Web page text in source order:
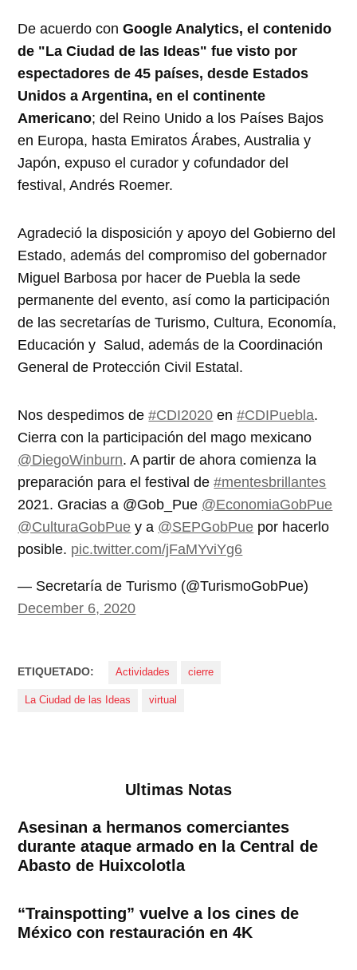
De acuerdo con Google Analytics, el contenido
de "La Ciudad de las Ideas" fue visto por
espectadores de 45 países, desde Estados
Unidos a Argentina, en el continente
Americano; del Reino Unido a los Países Bajos
en Europa, hasta Emiratos Árabes, Australia y
Japón, expuso el curador y cofundador del
festival, Andrés Roemer.
Agradeció la disposición y apoyo del Gobierno del
Estado, además del compromiso del gobernador
Miguel Barbosa por hacer de Puebla la sede
permanente del evento, así como la participación
de las secretarías de Turismo, Cultura, Economía,
Educación y Salud, además de la Coordinación
General de Protección Civil Estatal.
Nos despedimos de#CDI2020 en#CDIPuebla.
Cierra con la participación del mago mexicano
@DiegoWinburn. A partir de ahora comienza la
preparación para el festival de#mentesbrillantes
2021. Gracias a @Gob_Pue @EconomiaGobPue
@CulturaGobPue y a @SEPGobPue por hacerlo
posible. pic.twitter.com/jFaMYviYg6
— Secretaría de Turismo (@TurismoGobPue)
December 6, 2020
ETIQUETADO: Actividades cierre
La Ciudad de las Ideas virtual
Ultimas Notas
Asesinan a hermanos comerciantes
durante ataque armado en la Central de
Abasto de Huixcolotla
“Trainspotting” vuelve a los cines de
México con restauración en 4K